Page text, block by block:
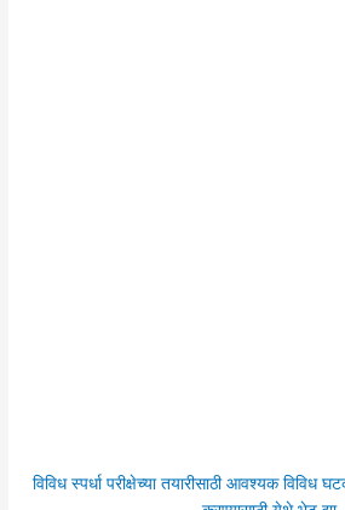
विविध स्पर्धा परीक्षेच्या तयारीसाठी आवश्यक विविध